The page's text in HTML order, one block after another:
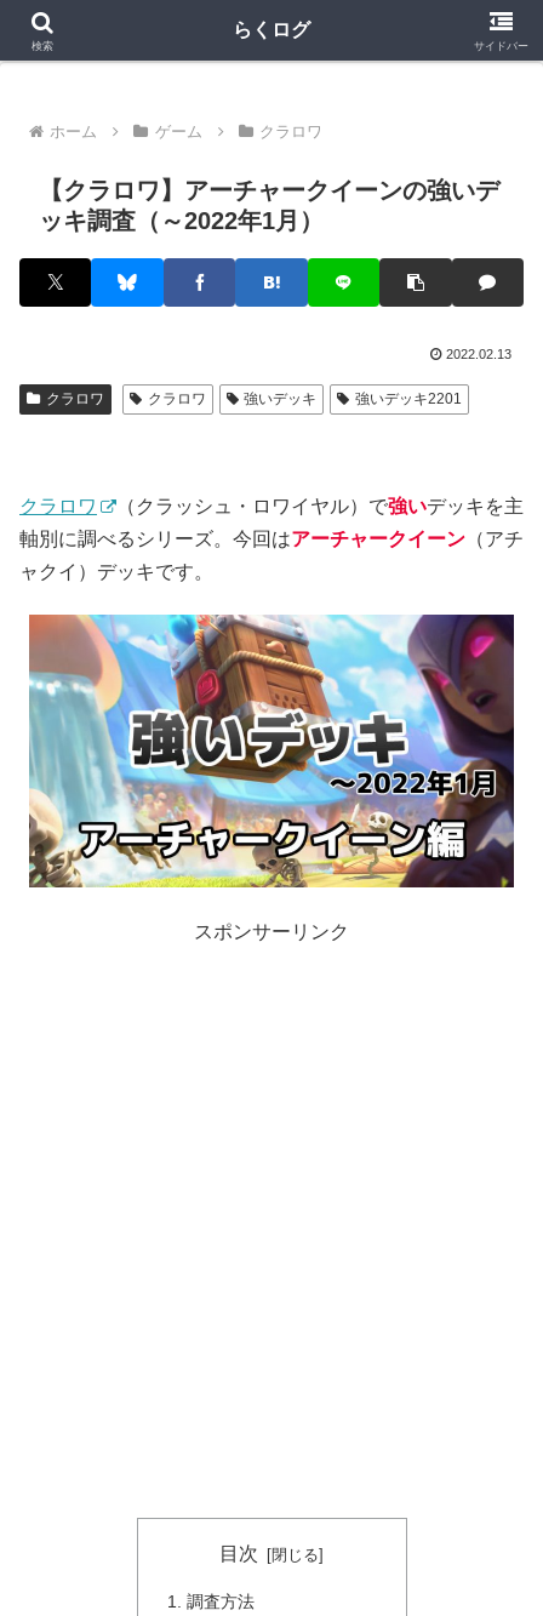
クラロワ クラロワリーグ プロスピA
ホーム ゲーム クラロワ
【クラロワ】アーチャークイーンの強いデ
ッキ調査（～2022年1月）
2022.02.13
クラロワ クラロワ 強いデッキ 強いデッキ2201
クラロワ （クラッシュ・ロワイヤル）で強いデッキを主
軸別に調べるシリーズ。今回はアーチャークイーン （アチ
ャクイ）デッキです。
スポンサーリンク
目次
調査方法
検索
らくログ
サイドバー